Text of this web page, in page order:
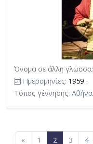
Όνομα σε άλλη γλώσσα:
Ημερομηνίες: 1959 -
Τόπος γέννησης: Αθήνα
« 1 2 (current)
3 4